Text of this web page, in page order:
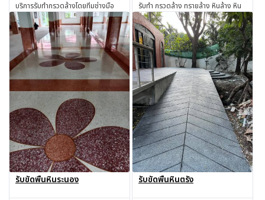
บริการรับทำกรวดล้างโดยทีมช่างมือ
อาชีพ พร้อมออกแบบผิวตามต้องการ
สอบถาม
รับทำ กรวดล้าง ทรายล้าง หินล้าง หิน
ขัด ช่างหินขัดทรายล้าง รับประกัน
คุณภาพ รับงานทุกจังหวัด
สอบถาม
รับขัดพื้นหินระนอง รับขัดพื้นหินตรัง